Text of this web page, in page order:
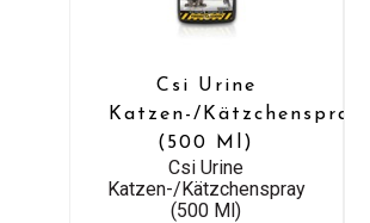
Csi Urine
Katzen-/Kätzchenspray
(500 Ml)
Csi Urine
Katzen-/Kätzchenspray
(500 Ml)